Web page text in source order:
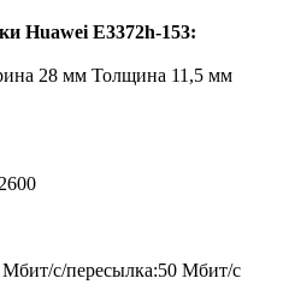
Huawei E3372h-153:
28 мм Толщина 11,5 мм
Мбит/c/пересылка:50 Мбит/c